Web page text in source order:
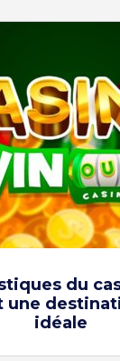
du
une
idéale